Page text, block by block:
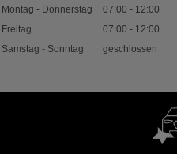
Montag - Donnerstag 07:00 - 12:00
Freitag
07:00 - 12:00
Samstag - Sonntag
geschlossen